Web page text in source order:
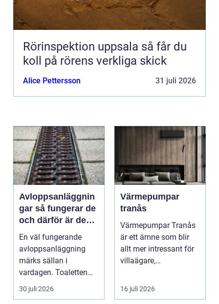
Rörinspektion uppsala så får du
koll på rörens verkliga skick
Alice Pettersson 31 juli 2026
Avloppsanläggnin
gar så fungerar de
och därför är de
viktigare än många
tror
En väl fungerande
avloppsanläggning
märks sällan i
vardagen. Toaletten
spolas, vattnet rinner
undan ...
30 juli 2026
Värmepumpar
tranås
Värmepumpar Tranås
är ett ämne som blir
allt mer intressant för
villaägare,
o...
16 juli 2026